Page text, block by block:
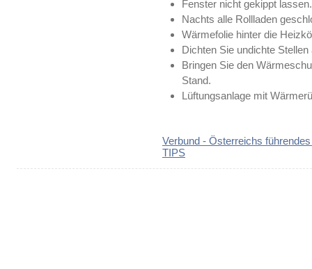
Fenster nicht gekippt lassen.
Nachts alle Rollladen
Wärmefolie hinter die
Dichten Sie undichte
Bringen Sie den
Stand.
Lüftungsanlage mit
Verbund - Österreichs
TIPS